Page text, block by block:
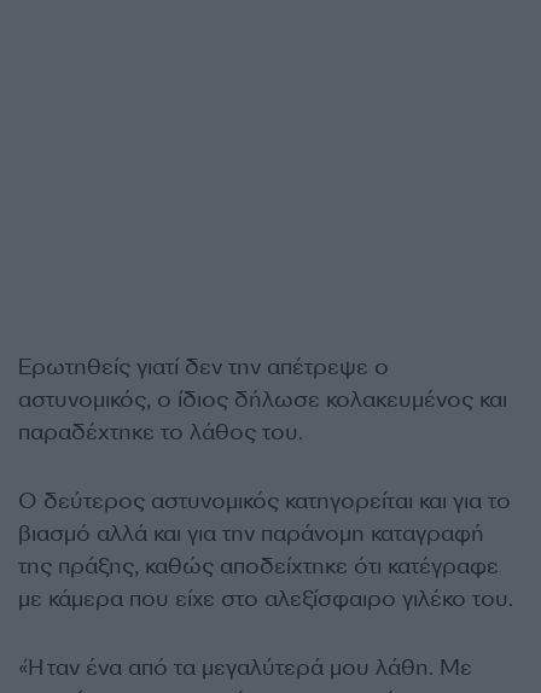
Ερωτηθείς γιατί δεν την απέτρεψε ο
αστυνομικός, ο ίδιος δήλωσε κολακευμένος και
παραδέχτηκε το λάθος του.
Ο δεύτερος αστυνομικός κατηγορείται και για το
βιασμό αλλά και για την παράνομη καταγραφή
της πράξης, καθώς αποδείχτηκε ότι κατέγραφε
με κάμερα που είχε στο αλεξίσφαιρο γιλέκο του.
«Ήταν ένα από τα μεγαλύτερά μου λάθη. Με